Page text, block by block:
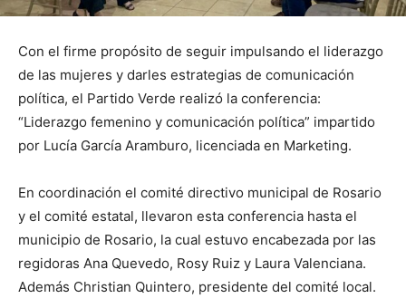
Con el firme propósito de seguir impulsando el liderazgo
de las mujeres y darles estrategias de comunicación
política, el Partido Verde realizó la conferencia:
“Liderazgo femenino y comunicación política” impartido
por Lucía García Aramburo, licenciada en Marketing.
En coordinación el comité directivo municipal de Rosario
y el comité estatal, llevaron esta conferencia hasta el
municipio de Rosario, la cual estuvo encabezada por las
regidoras Ana Quevedo, Rosy Ruiz y Laura Valenciana.
Además Christian Quintero, presidente del comité local.